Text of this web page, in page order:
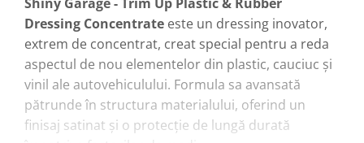
Dressing Concentrate este un dressing inovator,
extrem de concentrat, creat special pentru a reda
aspectul de nou elementelor din plastic, cauciuc și
vinil ale autovehiculului. Formula sa avansată
pătrunde în structura materialului, oferind un
finisaj satinat și o protecție de lungă durată